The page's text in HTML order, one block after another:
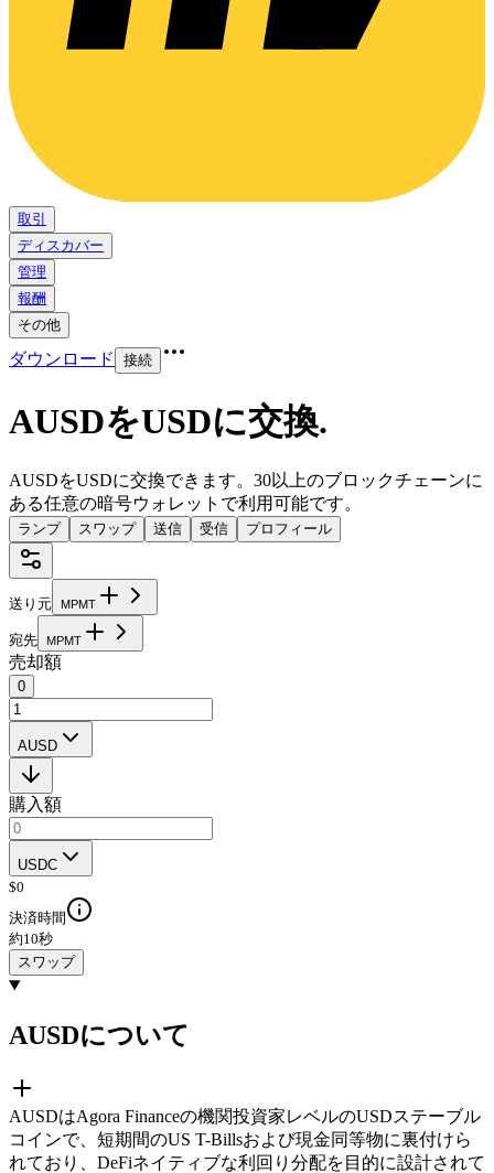
取引
ディスカバー
管理
報酬
その他
ダウンロード 接続
AUSDをUSDに交換.
AUSDをUSDに交換できます。30以上のブロックチェーンに
ある任意の暗号ウォレットで利用可能です。
ランプ スワップ 送信 受信 プロフィール
送り元 MPMT
宛先 MPMT
売却額
0
AUSD
購入額
USDC
$0
決済時間
約10秒
スワップ
AUSDについて
AUSDはAgora Financeの機関投資家レベルのUSDステーブル
コインで、短期間のUS T-Billsおよび現金同等物に裏付けら
れており、DeFiネイティブな利回り分配を目的に設計されて